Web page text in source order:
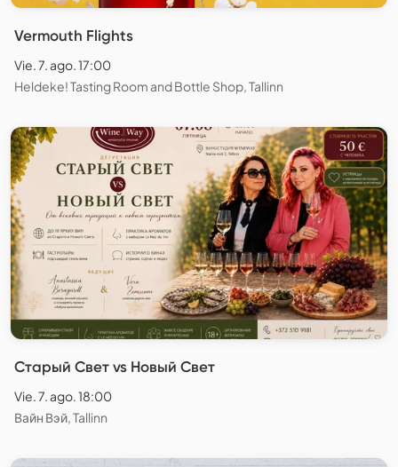
Vermouth Flights
Vie. 7. ago. 17:00
Heldeke! Tasting Room and Bottle Shop, Tallinn
Старый Свет vs Новый Свет
Vie. 7. ago. 18:00
Вайн Вэй, Tallinn